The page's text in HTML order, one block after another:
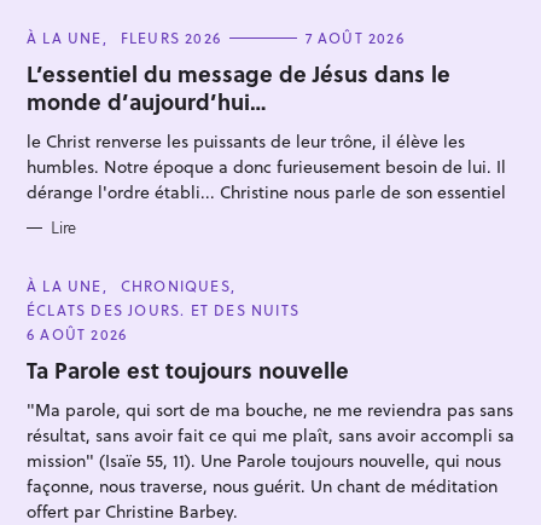
C
T
E
G
O
R
I
E
S
À LA UNE FLEURS 2026 7 AOÛT 2026
L’essentiel du message de Jésus dans le
monde d’aujourd’hui…
le Christ renverse les puissants de leur trône, il élève les
humbles. Notre époque a donc furieusement besoin de lui. Il
dérange l'ordre établi... Christine nous parle de son essentiel
Lire
C
A
T
E
G
O
R
E
À LA UNE
CHRONIQUES
ÉCLATS DES JOURS. ET DES NUITS
6 AOÛT 2026
Ta Parole est toujours nouvelle
"Ma parole, qui sort de ma bouche, ne me reviendra pas sans
résultat, sans avoir fait ce qui me plaît, sans avoir accompli sa
mission" (Isaïe 55, 11). Une Parole toujours nouvelle, qui nous
façonne, nous traverse, nous guérit. Un chant de méditation
offert par Christine Barbey.
R
c
h
e
r
c
h
e
r